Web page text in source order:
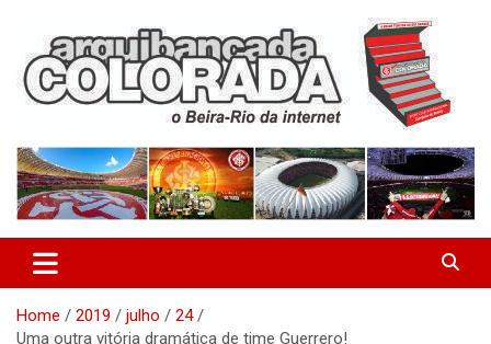
content
Arquibancada Colorada
Home 2019 julho
24
Uma outra vitória dramática de time Guerrero!